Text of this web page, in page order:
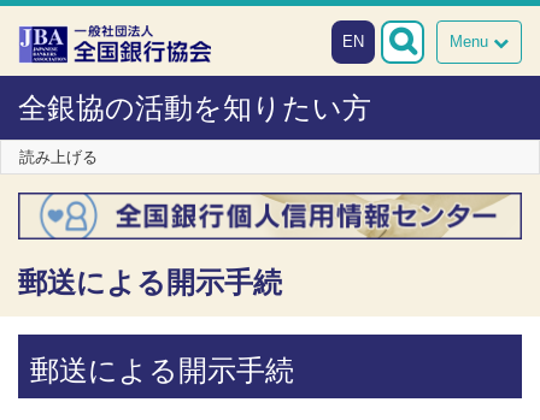
本文へスキップ
障がい者向け相談窓口
Menu
EN
全銀協の活動を知りたい方
読み上げる
郵送による開示手続
郵送による開示手続